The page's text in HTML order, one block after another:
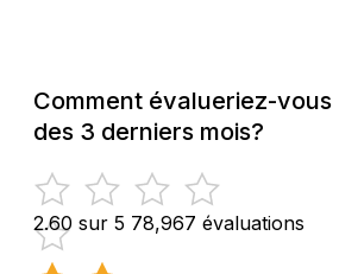
Comment évalueriez-vous
des 3 derniers mois?
2.60 sur 5 78,967 évaluations